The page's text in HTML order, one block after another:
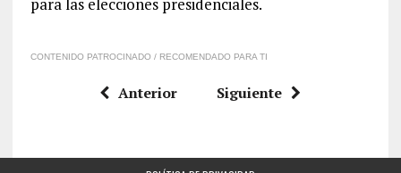
CONTENIDO PATROCINADO / RECOMENDADO PARA TI
Anterior Siguiente